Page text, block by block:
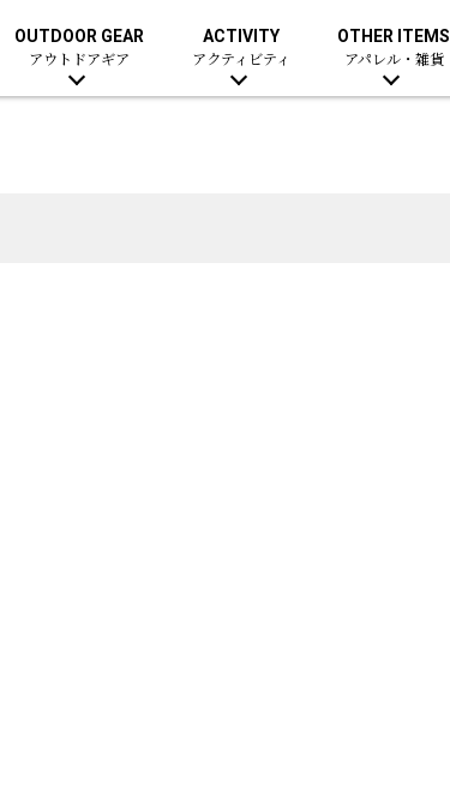
OUTDOOR GEAR
アウトドアギア
ACTIVITY
アクティビティ
OTHER ITEMS
アパレル・雑貨